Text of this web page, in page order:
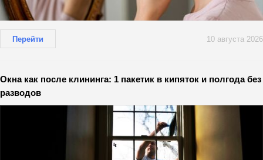
Перейти 10 августа 2026
Окна как после клининга: 1 пакетик в кипяток и полгода без
разводов